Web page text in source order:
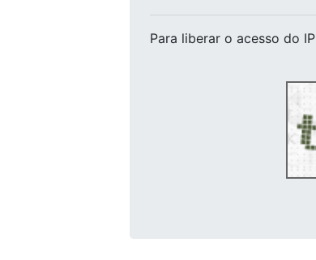
Para liberar o acesso do IP